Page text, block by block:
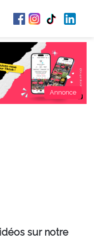
Annonce
sur notre